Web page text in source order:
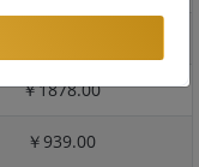
￥1878.00
￥939.00